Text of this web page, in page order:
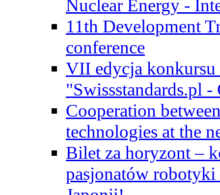
Nuclear Energy -
11th Development
conference
VII edycja konkursu
"Swissstandards.pl
Cooperation
technologies at the
Bilet za horyzont –
pasjonatów